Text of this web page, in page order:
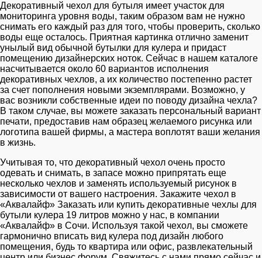
Декоративный чехол для бутыля имеет участок для
мониторинга уровня воды, таким образом вам не нужно
снимать его каждый раз для того, чтобы проверить, сколько
воды еще осталось. Приятная картинка отлично заменит
унылый вид обычной бутылки для кулера и придаст
помещению дизайнерских ноток. Сейчас в нашем каталоге
насчитывается около 60 вариантов исполнения
декоративных чехлов, а их количество постепенно растет
за счет пополнения новыми экземплярами. Возможно, у
вас возникли собственные идеи по поводу дизайна чехла?
В таком случае, вы можете заказать персональный вариант
печати, предоставив нам образец желаемого рисунка или
логотипа вашей фирмы, а мастера воплотят ваши желания
в жизнь.
Учитывая то, что декоративный чехол очень просто
одевать и снимать, в запасе можно припрятать еще
несколько чехлов и заменять используемый рисунок в
зависимости от вашего настроения. Закажите чехол в
«Аквалайф» Заказать или купить декоративные чехлы для
бутыли кулера 19 литров можно у нас, в компании
«Аквалайф» в Сочи. Используя такой чехол, вы сможете
гармонично вписать вид кулера под дизайн любого
помещения, будь то квартира или офис, развлекательный